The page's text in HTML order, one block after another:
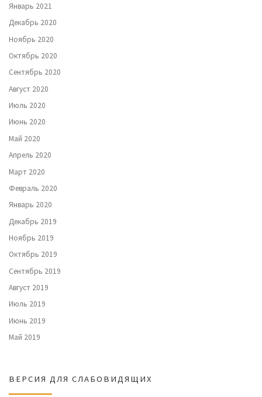
Январь 2021
Декабрь 2020
Ноябрь 2020
Октябрь 2020
Сентябрь 2020
Август 2020
Июль 2020
Июнь 2020
Май 2020
Апрель 2020
Март 2020
Февраль 2020
Январь 2020
Декабрь 2019
Ноябрь 2019
Октябрь 2019
Сентябрь 2019
Август 2019
Июль 2019
Июнь 2019
Май 2019
ВЕРСИЯ ДЛЯ СЛАБОВИДЯЩИХ